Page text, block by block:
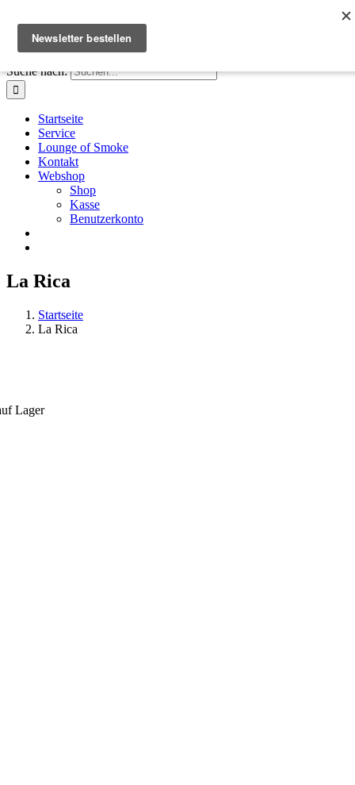
FacebookInstagramXE-Mail
+41 61 411 28 66|info@houseofsmoke.ch
Suche nach:
Startseite
Service
Lounge of Smoke
Kontakt
Webshop
Shop
Kasse
Benutzerkonto
La Rica
Startseite
La Rica
Lager